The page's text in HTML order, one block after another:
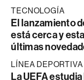
TECNOLOGÍA
El lanzamiento
está cerca y
últimas
LÍNEA DEPORTIVA
La UEFA